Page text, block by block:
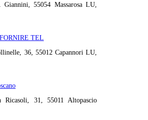
Giannini, 55054 Massarosa LU,
TEL
36, 55012 Capannori LU,
Ricasoli, 31, 55011 Altopascio